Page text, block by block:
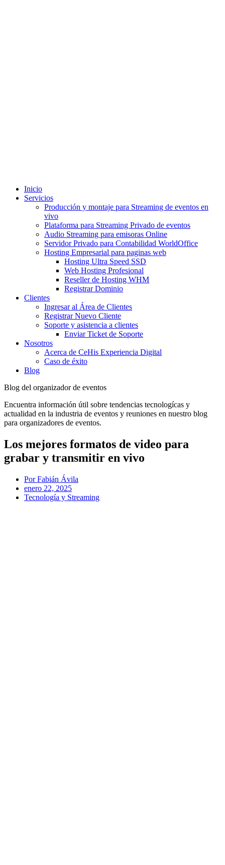
Inicio
Servicios
Producción y montaje para Streaming de eventos en
vivo
Plataforma para Streaming Privado de eventos
Audio Streaming para emisoras Online
Servidor Privado para Contabilidad WorldOffice
Hosting Empresarial para paginas web
Hosting Ultra Speed SSD
Web Hosting Profesional
Reseller de Hosting WHM
Registrar Dominio
Clientes
Ingresar al Área de Clientes
Registrar Nuevo Cliente
Soporte y asistencia a clientes
Enviar Ticket de Soporte
Nosotros
Acerca de CeHis Experiencia Digital
Caso de éxito
Blog
Blog del organizador de eventos
Encuentra información útil sobre tendencias tecnologícas y
actualidad en la industria de eventos y reuniones en nuestro blog
para organizadores de eventos.
Los mejores formatos de video para
grabar y transmitir en vivo
PorFabián Ávila
enero 22, 2025
Tecnología y Streaming